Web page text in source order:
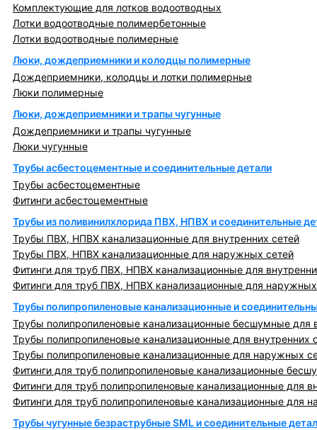
Комплектующие для лотков водоотводных
Лотки водоотводные полимербетонные
Лотки водоотводные полимерные
Люки, дождеприемники и колодцы полимерные
Дождеприемники, колодцы и лотки полимерные
Люки полимерные
Люки, дождеприемники и трапы чугунные
Дождеприемники и трапы чугунные
Люки чугунные
Трубы асбестоцементные и соединительные детали
Трубы асбестоцементные
Фитинги асбестоцементные
Трубы из поливинилхлорида ПВХ, НПВХ и соединительные
Трубы ПВХ, НПВХ канализационные для внутренних сетей
Трубы ПВХ, НПВХ канализационные для наружных сетей
Фитинги для труб ПВХ, НПВХ канализационные для
Фитинги для труб ПВХ, НПВХ канализационные для
Трубы полипропиленовые канализационные и
Трубы полипропиленовые канализационные бесшумные для
Трубы полипропиленовые канализационные для внутренних
Трубы полипропиленовые канализационные для наружных
Фитинги для труб полипропиленовые канализационные
Фитинги для труб полипропиленовые канализационные для
Фитинги для труб полипропиленовые канализационные для
Трубы чугунные безраструбные SML и соединительные